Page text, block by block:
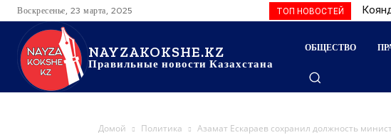
Воскресенье, 23 марта, 2025 ТОП НОВОСТЕЙ
NAYZAKOKSHE.KZ
Правильные новости Казахстана
ОБЩЕСТВО
Домой Политика Азамат Ескараев сохранил должность